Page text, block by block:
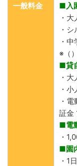
一般料金
■入
・
・
・
※（
■貸
・
・
・
証金
■電
・
■園
・1